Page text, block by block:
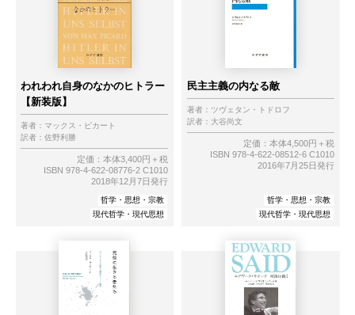
われわれ自身のなかのヒトラー
【新装版】
著者： マックス・ピカート
訳者： 佐野利勝
定価：本体3,400円＋税
ISBN 978-4-622-08776-2 C1010
2018年12月7日発行
哲学・思想・宗教
現代哲学・現代思想
民主主義の内なる敵
著者： ツヴェタン・トドロフ
訳者： 大谷尚文
定価：本体4,500円＋税
ISBN 978-4-622-08512-6 C1010
2016年7月25日発行
哲学・思想・宗教
現代哲学・現代思想